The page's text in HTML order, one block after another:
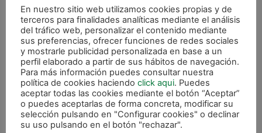
conjunto navarro aspira a continuar su buena racha
de victorias y goles ante ElPozo, que ocupa la
segunda plaza y no renuncia a dar alcance al Inter
Movistar en el liderato de la tabla. El choque se
jugará el viernes 10 de enero y dará comienzo a
las 20.30 horas en el Pabellón Anaitasuna de
Pamplona, que espera registrar como siempre, una
excelente afluencia de espectadores.
Por último, el 17 de enero a las 20:45 h tendrá
En nuestro sitio web utilizamos cookies propias y de
terceros para finalidades analíticas mediante el análisis
del tráfico web, personalizar el contenido mediante
sus preferencias, ofrecer funciones de redes sociales
y mostrarle publicidad personalizada en base a un
perfil elaborado a partir de sus hábitos de navegación.
Para más información puedes consultar nuestra
política de cookies haciendo click aqui. Puedes
aceptar todas las cookies mediante el botón “Aceptar”
o puedes aceptarlas de forma concreta, modificar su
selección pulsando en "Configurar cookies" o declinar
su uso pulsando en el botón "rechazar".